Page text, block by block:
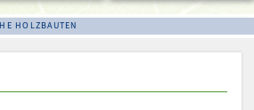
HOLZBAUTEN